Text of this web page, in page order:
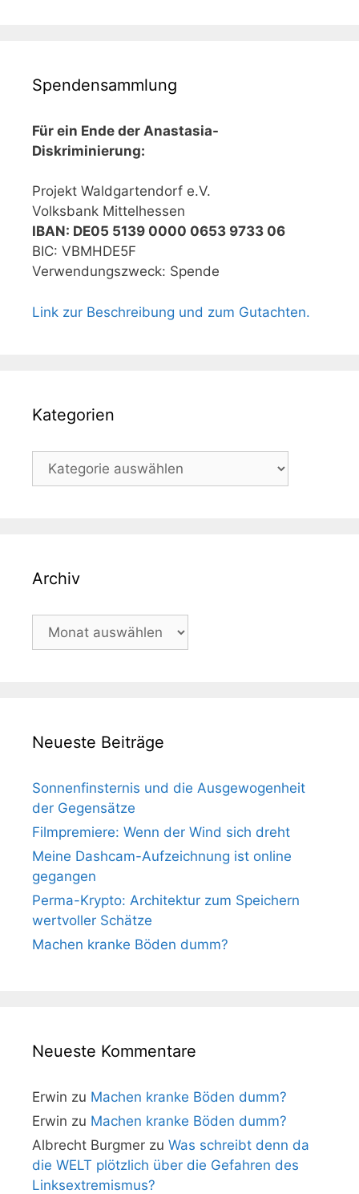
Spendensammlung
Für ein Ende der Anastasia-
Diskriminierung:
Projekt Waldgartendorf e.V.
Volksbank Mittelhessen
IBAN: DE05 5139 0000 0653 9733 06
BIC: VBMHDE5F
Verwendungszweck: Spende
Link zur Beschreibung und zum Gutachten.
Kategorien
Kategorien
Archiv
Archiv
Neueste Beiträge
Sonnenfinsternis und die Ausgewogenheit
der Gegensätze
Filmpremiere: Wenn der Wind sich dreht
Meine Dashcam-Aufzeichnung ist online
gegangen
Perma-Krypto: Architektur zum Speichern
wertvoller Schätze
Machen kranke Böden dumm?
Neueste Kommentare
Erwin zu Machen kranke Böden dumm?
Erwin zu Machen kranke Böden dumm?
Albrecht Burgmer zu Was schreibt denn da
die WELT plötzlich über die Gefahren des
Linksextremismus?